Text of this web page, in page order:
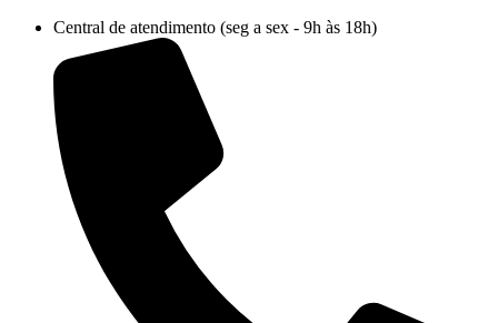
conteúdo
Central de atendimento (seg a sex - 9h às 18h)